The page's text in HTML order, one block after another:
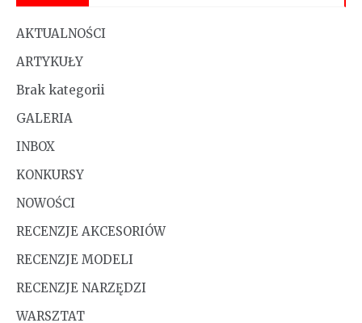
AKTUALNOŚCI
ARTYKUŁY
Brak kategorii
GALERIA
INBOX
KONKURSY
NOWOŚCI
RECENZJE AKCESORIÓW
RECENZJE MODELI
RECENZJE NARZĘDZI
WARSZTAT